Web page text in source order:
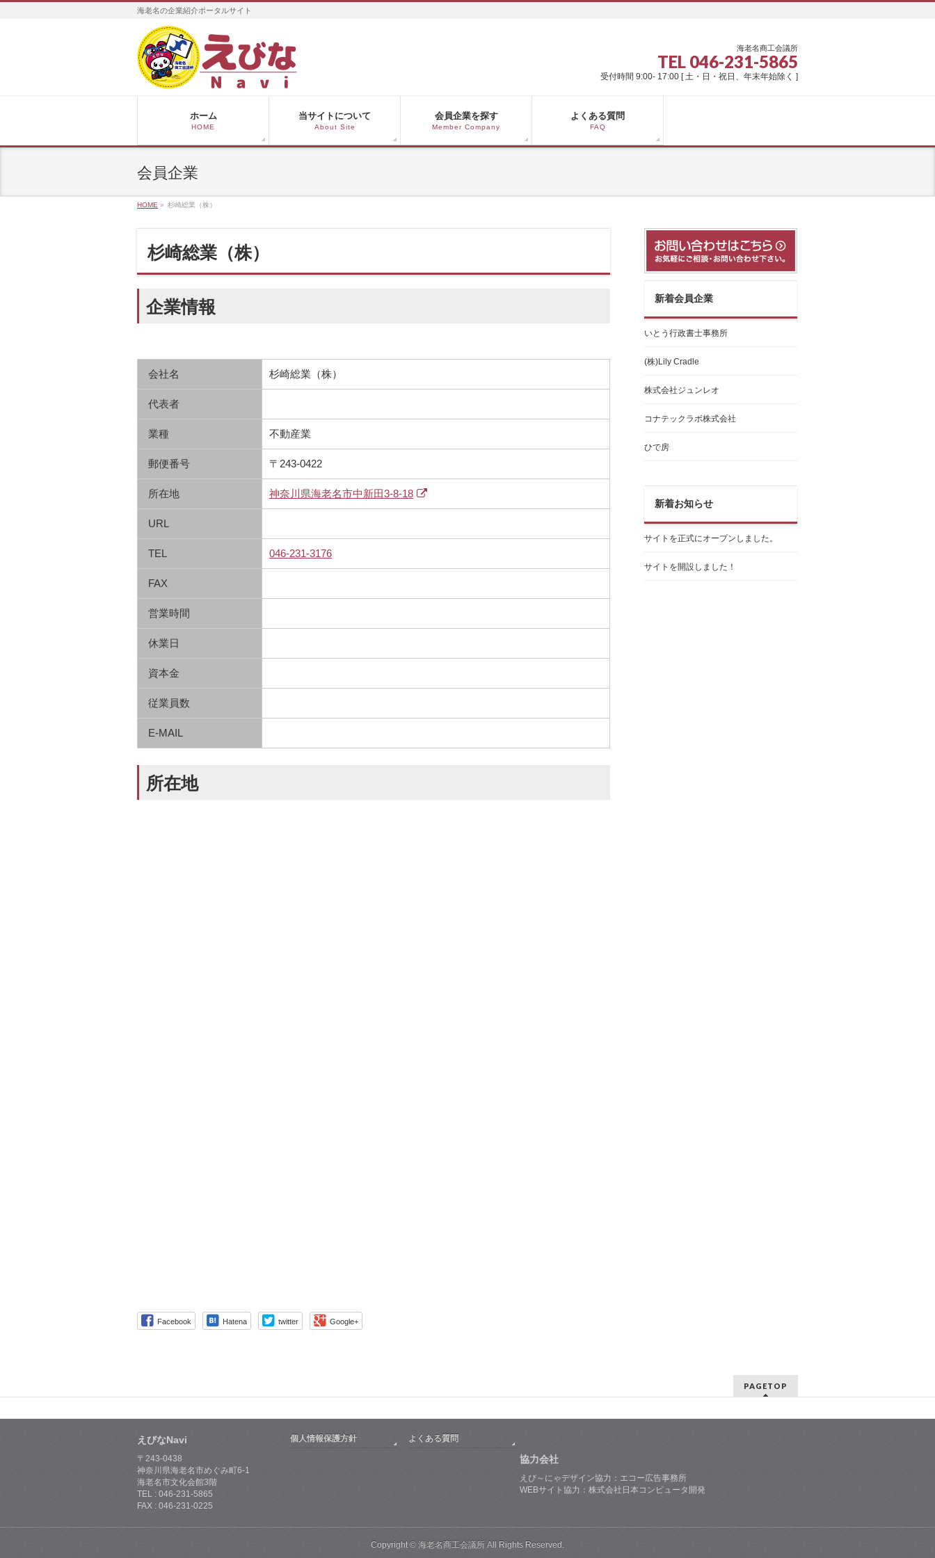
海老名の企業紹介ポータルサイト
海老名商工会議所
TEL 046-231-5865
受付時間 9:00- 17:00 [ 土・日・祝日、年末年始除く ]
ホーム
HOME
当サイトについて
About Site
会員企業を探す
Member Company
よくある質問
FAQ
会員企業
HOME » 杉崎総業（株）
杉崎総業（株）
企業情報
会社名 杉崎総業（株）
代表者
業種 不動産業
郵便番号 〒243-0422
所在地 神奈川県海老名市中新田3-8-18
URL
TEL 046-231-3176
FAX
営業時間
休業日
資本金
従業員数
E-MAIL
所在地
Facebook Hatena twitter Google+
新着会員企業
いとう行政書士事務所
(株)Lily Cradle
株式会社ジュンレオ
コナテックラボ株式会社
ひで房
新着お知らせ
サイトを正式にオープンしました。
サイトを開設しました！
PAGETOP
えびなNavi
〒243-0438
神奈川県海老名市めぐみ町6-1
海老名市文化会館3階
TEL : 046-231-5865
FAX : 046-231-0225
個人情報保護方針 よくある質問
協力会社
えび～にゃデザイン協力：エコー広告事務所
WEBサイト協力：株式会社日本コンピュータ開発
Copyright © 海老名商工会議所 All Rights Reserved.